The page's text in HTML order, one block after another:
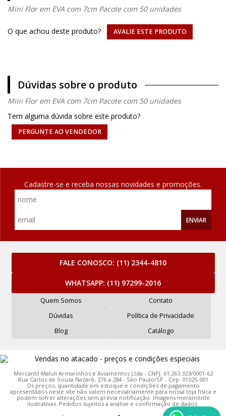
Mini Flor em EVA com 7cm Pacote com 50 unidades
O que achou deste produto? AVALIE ESTE PRODUTO
Dúvidas sobre o produto
Mini Flor em EVA com 7cm Pacote com 50 unidades
Tem alguma dúvida sobre este produto?
PERGUNTE AO VENDEDOR
Cadastre-se e receba nossas novidades e promoções.
ENVIAR
FALE CONOSCO: (11) 2344-4810
WHATSAPP: (11) 97299-2016
Quem Somos
Contato
Dúvidas
Política de Privacidade
Blog
Catálogo
Mercantil Maluli Armarinhos e Aviamentos Ltda - CNPJ: 61.263.323/0001-62
Rua Carlos de Sousa Nazaré, 276 a 284 - São Paulo/SP - Cep: 01025-001
Os preços, quantidade em estoque e condições de pagamento
apresentados neste site não valem necessariamente para nossa loja física e
podem sofrer alterações sem prévia notificação. Imagens meramente
ilustrativas. Pedidos sujeitos a análise e confirmação de dados.